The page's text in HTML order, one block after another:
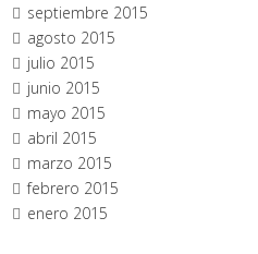
septiembre 2015
agosto 2015
julio 2015
junio 2015
mayo 2015
abril 2015
marzo 2015
febrero 2015
enero 2015